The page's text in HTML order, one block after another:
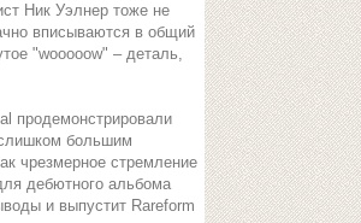
Ник Уэлнер тоже не
вписываются в общий
"wooooow" – деталь,
продемонстрировали
слишком большим
чрезмерное стремление
дебютного альбома
и выпустит Rareform